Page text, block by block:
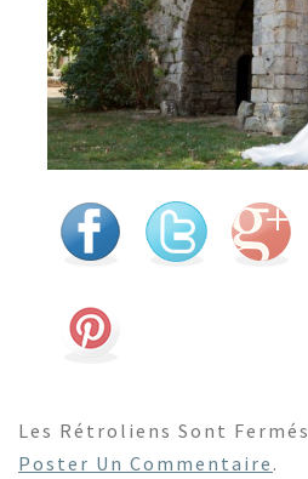
Les Rétroliens Sont
Poster Un Commentaire .